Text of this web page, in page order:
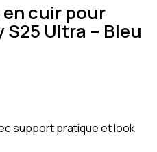
cuir pour
S25 Ultra – Bleu
support pratique et look